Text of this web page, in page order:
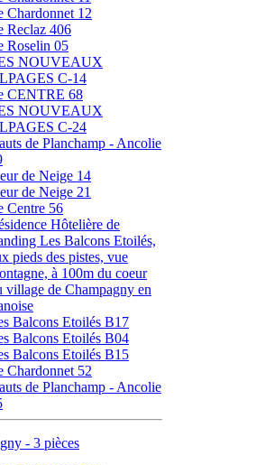
Chardonnet 12
Reclaz 406
Roselin 05
NOUVEAUX
C-14
CENTRE 68
NOUVEAUX
C-24
de Planchamp - Ancolie
de Neige 14
de Neige 21
Centre 56
Hôtelière de
Les Balcons Etoilés,
pieds des pistes, vue
à 100m du coeur
village de Champagny en
Balcons Etoilés B17
Balcons Etoilés B04
Balcons Etoilés B15
Chardonnet 52
de Planchamp - Ancolie
- 3 pièces